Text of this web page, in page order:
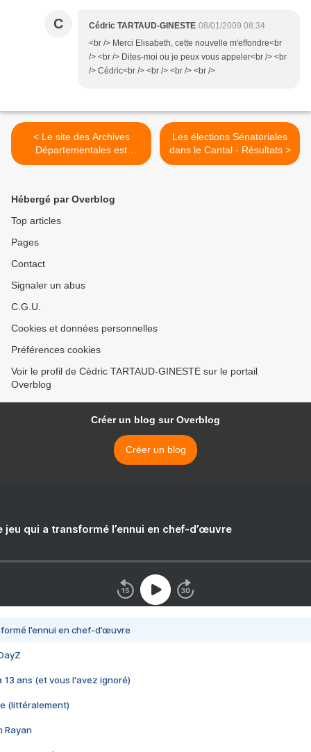
C Cédric TARTAUD-GINESTE 08/01/2009 08:34
<br /> Merci Elisabeth, cette nouvelle m'effondre<br
/> <br /> Dites-moi ou je peux vous appeler<br /> <br
/> Cédric<br /> <br /> <br /> <br />
< Le site des Archives
Départementales est
opérationnel !
Les élections Sénatoriales
dans le Cantal - Résultats >
Hébergé par Overblog
Top articles
Pages
Contact
Signaler un abus
C.G.U.
Cookies et données personnelles
Préférences cookies
Voir le profil de Cédric TARTAUD-GINESTE sur le portail
Overblog
Créer un blog sur Overblog
Créer un blog
jeu qui a transformé l’ennui en chef-d’œuvre
l’ennui en chef-d’œuvre
13 ans (et vous l'avez ignoré)
(littéralement)
Rayan